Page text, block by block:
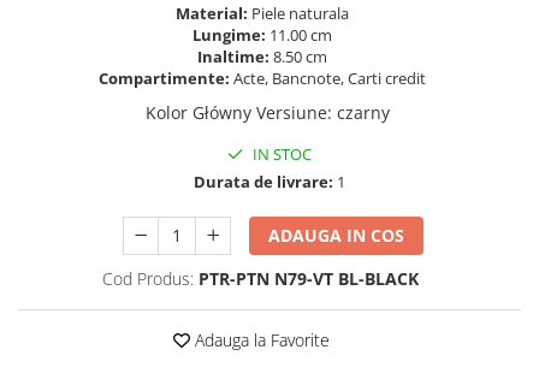
Material: Piele naturala
Lungime: 11.00 cm
Inaltime: 8.50 cm
Compartimente: Acte, Bancnote, Carti credit
Kolor Główny Versiune: czarny
IN STOC
Durata de livrare: 1
ADAUGA IN COS
Cod Produs: PTR-PTN N79-VT BL-BLACK
Adauga la Favorite